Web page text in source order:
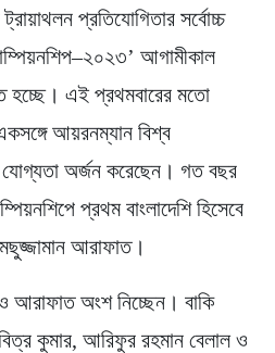
প্রতিযোগিতার সর্বোচ্চ
আগামীকাল
হচ্ছে। এই প্রথমবারের মতো
আয়রনম্যান বিশ্ব
যোগ্যতা অর্জন করেছেন। গত বছর
প্রথম বাংলাদেশি হিসেবে
আরাফাত।
আরাফাত অংশ নিচ্ছেন। বাকি
কুমার, আরিফুর রহমান বেলাল ও